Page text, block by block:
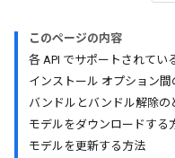
このページの内容
各 API でサポートされてい
インストール オプション間
バンドルとバンドル解除の
モデルをダウンロードする
モデルを更新する方法